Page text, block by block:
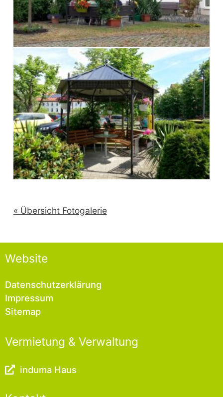
« Übersicht Fotogalerie
Website
Datenschutzerklärung
Impressum
Sitemap
Vermietung & Verwaltung
induma Haus